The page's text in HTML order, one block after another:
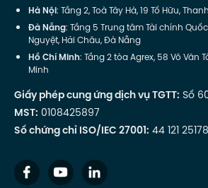
Hà Nội: Tầng 2, Toà Tây Hà, 19 Tố Hữu,
Đà Nẵng: Tầng 5 Trung tâm Tài chính
Nguyệt, Hải Châu, Đà Nẵng
Hồ Chí Minh: Tầng 2 tòa Agrex, 58 Võ Văn
Minh
Giấy phép cung ứng dịch vụ TGTT: Số
MST: 0108425897
Số chứng chỉ ISO/IEC 27001: 44 121